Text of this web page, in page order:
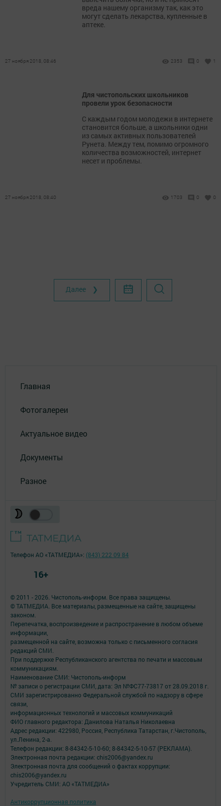
вреда нашему организму так, как это
могут сделать лекарства, купленные в
аптеке.
27 ноября 2018, 08:46 2353 0 1
Для чистопольских школьников
провели урок безопасности
С каждым годом молодежи в интернете
становится больше, а школьники одни
из самых активных пользователей
Рунета. Между тем, помимо огромного
количества возможностей, интернет
несет и проблемы.
27 ноября 2018, 08:40 1703 0 0
Далее ❯
Главная
Фотогалереи
Актуальное видео
Документы
Разное
© 2011 - 2026. Чистополь-информ. Все права защищены.
© ТАТМЕДИА. Все материалы, размещенные на сайте, защищены
законом.
Перепечатка, воспроизведение и распространение в любом объеме
информации,
размещенной на сайте, возможна только с письменного согласия
редакций СМИ.
При поддержке Республиканского агентства по печати и массовым
коммуникациям.
Наименование СМИ: Чистополь-информ
№ записи о регистрации СМИ, дата: Эл №ФС77-73817 от 28.09.2018 г.
СМИ зарегистрированно Федеральной службой по надзору в сфере
связи,
информационных технологий и массовых коммуникаций
ФИО главного редактора: Данилова Наталья Николаевна
Адрес редакции: 422980, Россия, Республика Татарстан, г.Чистополь,
ул.Ленина, 2-а.
Телефон редакции: 8-84342-5-10-60; 8-84342-5-10-57 (РЕКЛАМА).
Электронная почта редакции: chis2006@yandex.ru
Электронная почта для сообщений о фактах коррупции:
chis2006@yandex.ru
Учредитель СМИ: АО «ТАТМЕДИА»
Антикоррупционная политика
Телефон АО «ТАТМЕДИА»: (843) 222 09 84
16+